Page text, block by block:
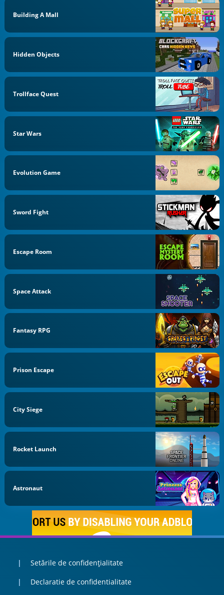
Building A Mall
Hidden Objects
Trollface Quest
Star Wars
Evolution Game
Sword Fight
Escape Room
Space Attack
Fantasy RPG
Prison Escape
City Siege
Rocket Launch
Astronaut
Setările de confidențialitate
Declaratie de confidentialitate